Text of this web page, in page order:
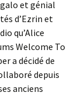
et génial
d’Ezrin et
qu’Alice
Welcome To
a décidé de
depuis
anciens